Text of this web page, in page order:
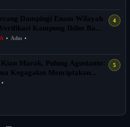
Dampingi Enam Wilayah
Kampung Iklim Ba...
• Adm •
Marak, Pulung Agustanto:
Kegagalan Menciptakan...
•